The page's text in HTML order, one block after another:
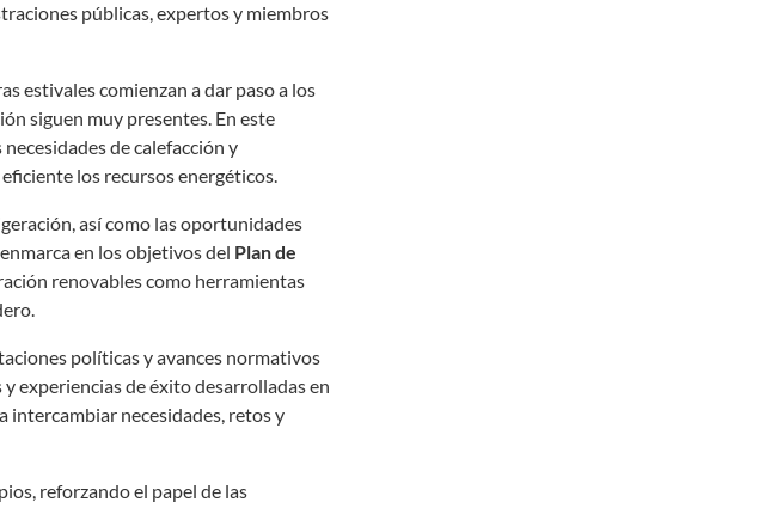
públicas, expertos y miembros
estivales comienzan a dar paso a los
siguen muy presentes. En este
de calefacción y
los recursos energéticos.
así como las oportunidades
en los objetivos del Plan de
renovables como herramientas
políticas y avances normativos
experiencias de éxito desarrolladas en
necesidades, retos y
reforzando el papel de las